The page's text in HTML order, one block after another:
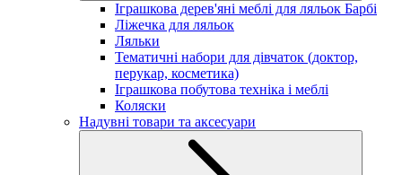
Іграшкова дерев'яні меблі для ляльок Барбі
Ліжечка для ляльок
Ляльки
Тематичні набори для дівчаток (доктор,
перукар, косметика)
Іграшкова побутова техніка і меблі
Коляски
Надувні товари та аксесуари